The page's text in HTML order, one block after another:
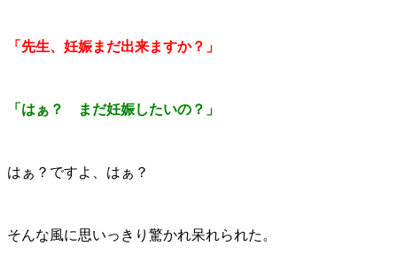
「先生、妊娠まだ出来ますか？」
「はぁ？ まだ妊娠したいの？ 」
はぁ？ですよ、はぁ？
そんな風に思いっきり驚かれ呆れられた。